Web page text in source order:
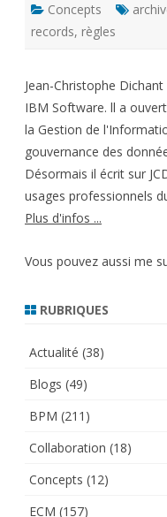
Concepts
records, règles
Jean-Christophe
IBM Software. ll a
la Gestion de
gouvernance des
Désormais il écrit sur
usages professionnels
Plus d'infos ...
Vous pouvez aussi me
RUBRIQUES
Actualité (38)
Blogs (49)
BPM (211)
Collaboration (18)
Concepts (12)
ECM (157)